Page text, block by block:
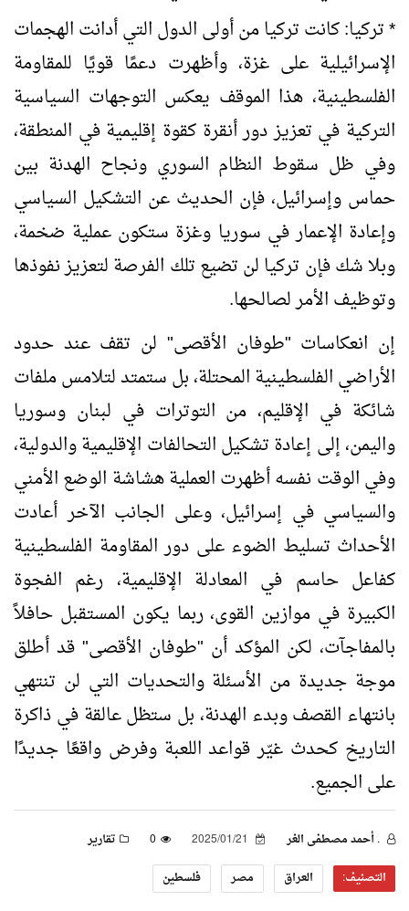
* تركيا: كانت تركيا من أولى الدول التي أدانت الهجمات
الإسرائيلية على غزة، وأظهرت دعمًا قويًا للمقاومة
الفلسطينية، هذا الموقف يعكس التوجهات السياسية
التركية في تعزيز دور أنقرة كقوة إقليمية في المنطقة،
وفي ظل سقوط النظام السوري ونجاح الهدنة بين
حماس وإسرائيل، فإن الحديث عن التشكيل السياسي
وإعادة الإعمار في سوريا وغزة ستكون عملية ضخمة،
وبلا شك فإن تركيا لن تضيع تلك الفرصة لتعزيز نفوذها
وتوظيف الأمر لصالحها.
إن انعكاسات "طوفان الأقصى" لن تقف عند حدود
الأراضي الفلسطينية المحتلة، بل ستمتد لتلامس ملفات
شائكة في الإقليم، من التوترات في لبنان وسوريا
واليمن، إلى إعادة تشكيل التحالفات الإقليمية والدولية،
وفي الوقت نفسه أظهرت العملية هشاشة الوضع الأمني
والسياسي في إسرائيل، وعلى الجانب الآخر أعادت
الأحداث تسليط الضوء على دور المقاومة الفلسطينية
كفاعل حاسم في المعادلة الإقليمية، رغم الفجوة
الكبيرة في موازين القوى، ربما يكون المستقبل حافلاً
بالمفاجآت، لكن المؤكد أن "طوفان الأقصى" قد أطلق
موجة جديدة من الأسئلة والتحديات التي لن تنتهي
بانتهاء القصف وبدء الهدنة، بل ستظل عالقة في ذاكرة
التاريخ كحدث غيّر قواعد اللعبة وفرض واقعًا جديدًا
على الجميع.
. أحمد مصطفى الغر 0
تقارير
التصنيف:
العراق مصر فلسطين